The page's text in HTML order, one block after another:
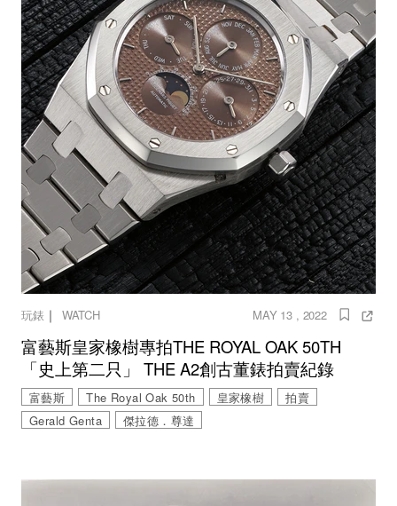
玩錶 ｜ WATCH MAY 13 , 2022
富藝斯皇家橡樹專拍THE ROYAL OAK 50TH
「史上第二只」 THE A2創古董錶拍賣紀錄
富藝斯 The Royal Oak 50th 皇家橡樹
拍賣
Gerald Genta
傑拉德．尊達